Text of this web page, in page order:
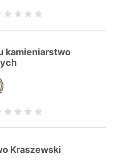
kamieniarstwo
Kraszewski